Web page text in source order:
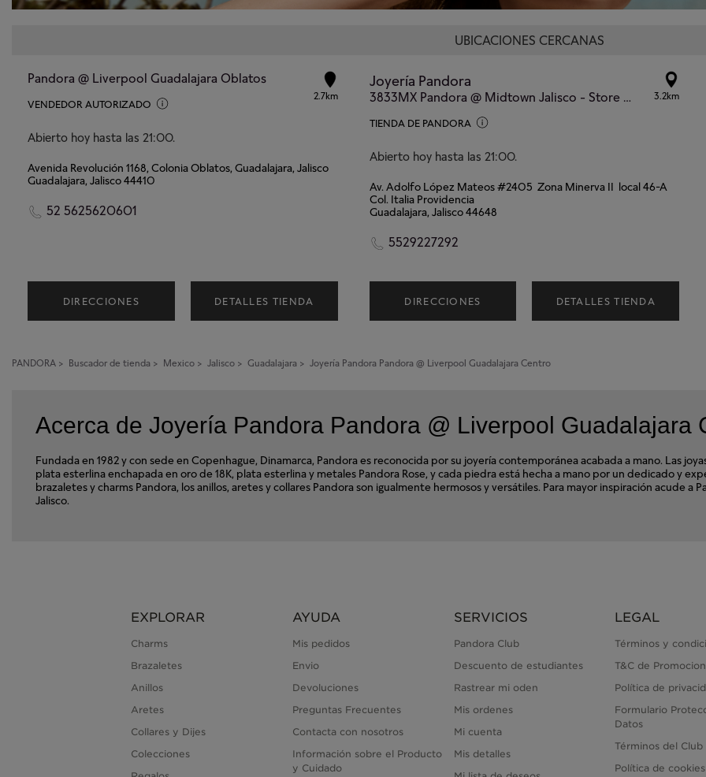
UBICACIONES CERCANAS
Pandora @ Liverpool Guadalajara Oblatos
VENDEDOR AUTORIZADO
Abierto hoy hasta las 21:00.
2.7km
Avenida Revolución 1168, Colonia Oblatos, Guadalajara, Jalisco
Guadalajara, Jalisco 44410
52 5625620601
DIRECCIONES DETALLES TIENDA
Joyería Pandora
3833MX Pandora @ Midtown Jalisco - Store #823
TIENDA DE PANDORA
Abierto hoy hasta las 21:00.
3.2km
Av. Adolfo López Mateos #2405 Zona Minerva II local 46-A
Col. Italia Providencia
Guadalajara, Jalisco 44648
5529227292
DIRECCIONES DETALLES TIENDA
PANDORA > Buscador de tienda > Mexico > Jalisco > Guadalajara > Joyería Pandora Pandora @ Liverpool Guadalajara Centro
Acerca de Joyería Pandora Pandora @ Liverpool Guadalajara
Fundada en 1982 y con sede en Copenhague, Dinamarca, Pandora es reconocida por su joyería contemporánea acabada a mano. Las
plata esterlina enchapada en oro de 18K, plata esterlina y metales Pandora Rose, y cada piedra está hecha a mano por un dedicado y
brazaletes y charms Pandora, los anillos, aretes y collares Pandora son igualmente hermosos y versátiles. Para mayor inspiración acude a
Jalisco.
EXPLORAR
Charms
Brazaletes
Anillos
Aretes
Collares y Dijes
Colecciones
AYUDA
Mis pedidos
Envio
Devoluciones
Preguntas Frecuentes
Contacta con nosotros
Información sobre el Producto
y Cuidado
SERVICIOS
Pandora Club
Descuento de estudiantes
Rastrear mi oden
Mis ordenes
Mi cuenta
Mis detalles
LEGAL
Términos y
T&C de
Política de
Formulario
Datos
Términos del Club
Política de cookies